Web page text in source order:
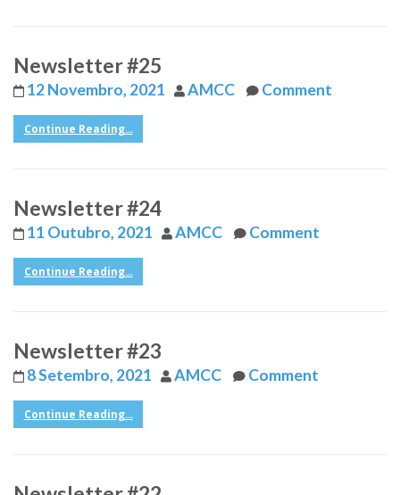
Newsletter #25
12 Novembro, 2021 AMCC Comment
Continue Reading...
Newsletter #24
11 Outubro, 2021 AMCC Comment
Continue Reading...
Newsletter #23
8 Setembro, 2021 AMCC Comment
Continue Reading...